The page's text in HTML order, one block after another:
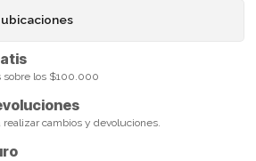
sobre los $100.000
realizar cambios y devoluciones.